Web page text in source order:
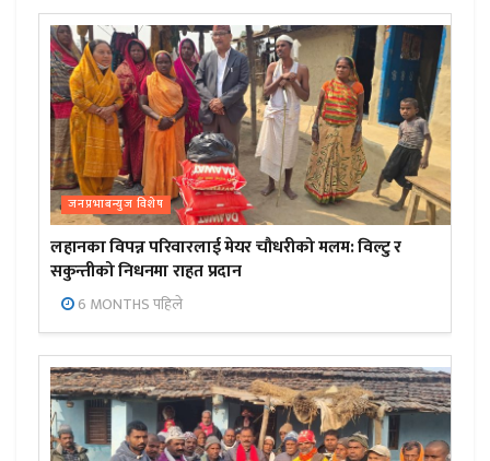
जनप्रभाबन्युज विशेष
लहानका विपन्न परिवारलाई मेयर चौधरीको मलम: विल्टु र
सकुन्तीको निधनमा राहत प्रदान
6 MONTHS पहिले